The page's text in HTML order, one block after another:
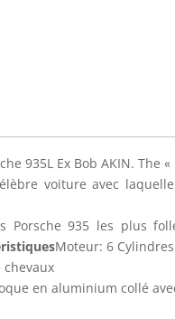
935L Ex Bob AKIN. The
voiture avec
Porsche 935 les plus
Moteur: 6
chevaux
en aluminium collé